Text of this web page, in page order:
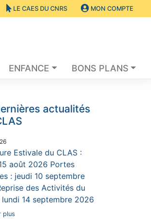
LE CAES DU CNRS MON COMPTE
ENFANCE BONS PLANS
actualités
Estivale du CLAS :
août 2026 Portes
: jeudi 10 septembre
des Activités du
lundi 14 septembre 2026
plus